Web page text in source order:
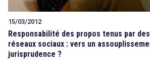
15/03/2012
Responsabilité des propos tenus par
réseaux sociaux : vers un
jurisprudence ?